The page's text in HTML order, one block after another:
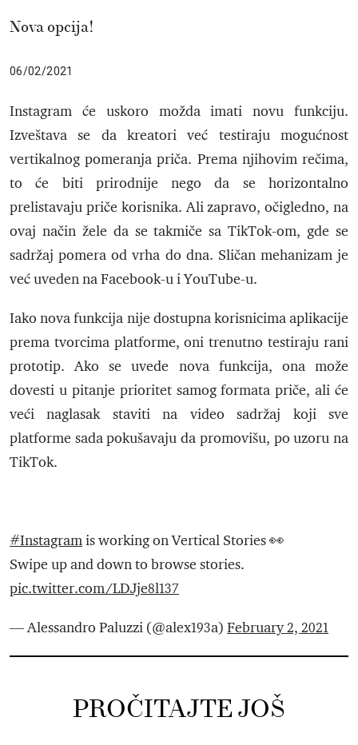
Nova opcija!
06/02/2021
Instagram će uskoro možda imati novu funkciju.
Izveštava se da kreatori već testiraju mogućnost
vertikalnog pomeranja priča. Prema njihovim rečima,
to će biti prirodnije nego da se horizontalno
prelistavaju priče korisnika. Ali zapravo, očigledno, na
ovaj način žele da se takmiče sa TikTok-om, gde se
sadržaj pomera od vrha do dna. Sličan mehanizam je
već uveden na Facebook-u i YouTube-u.
Iako nova funkcija nije dostupna korisnicima aplikacije
prema tvorcima platforme, oni trenutno testiraju rani
prototip. Ako se uvede nova funkcija, ona može
dovesti u pitanje prioritet samog formata priče, ali će
veći naglasak staviti na video sadržaj koji sve
platforme sada pokušavaju da promovišu, po uzoru na
TikTok.
#Instagramis working on Vertical Stories 👀
Swipe up and down to browse stories.
pic.twitter.com/LDJje8l137
— Alessandro Paluzzi (@alex193a) February 2, 2021
PROČITAJTE JOŠ